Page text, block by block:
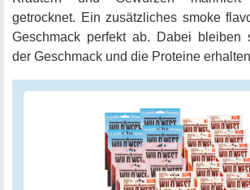
getrocknet. Ein zusätzliches smoke
Geschmack perfekt ab. Dabei bleiben
der Geschmack und die Proteine